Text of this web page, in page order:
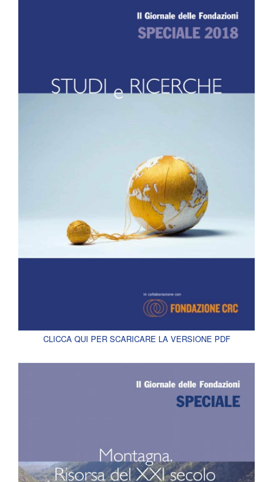
CLICCA QUI PER SCARICARE LA VERSIONE PDF